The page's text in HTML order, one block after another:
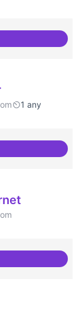
1 any
Popular
d'un tall a internet